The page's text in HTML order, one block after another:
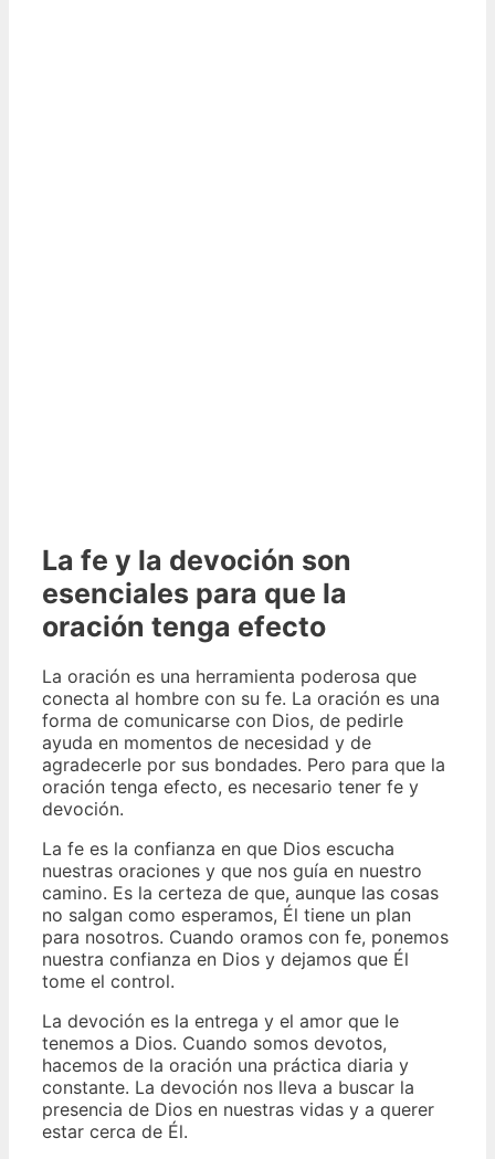
La fe y la devoción son
esenciales para que la
oración tenga efecto
La oración es una herramienta poderosa que
conecta al hombre con su fe. La oración es una
forma de comunicarse con Dios, de pedirle
ayuda en momentos de necesidad y de
agradecerle por sus bondades. Pero para que la
oración tenga efecto, es necesario tener fe y
devoción.
La fe es la confianza en que Dios escucha
nuestras oraciones y que nos guía en nuestro
camino. Es la certeza de que, aunque las cosas
no salgan como esperamos, Él tiene un plan
para nosotros. Cuando oramos con fe, ponemos
nuestra confianza en Dios y dejamos que Él
tome el control.
La devoción es la entrega y el amor que le
tenemos a Dios. Cuando somos devotos,
hacemos de la oración una práctica diaria y
constante. La devoción nos lleva a buscar la
presencia de Dios en nuestras vidas y a querer
estar cerca de Él.